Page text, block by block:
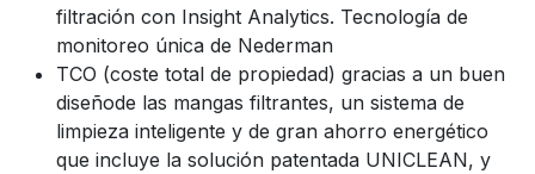
filtración con Insight Analytics. Tecnología de
monitoreo única de Nederman
TCO (coste total de propiedad) gracias a un buen
diseñode las mangas filtrantes, un sistema de
limpieza inteligente y de gran ahorro energético
que incluye la solución patentada UNICLEAN, y